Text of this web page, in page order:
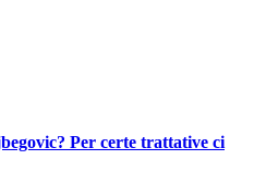
Per certe trattative ci